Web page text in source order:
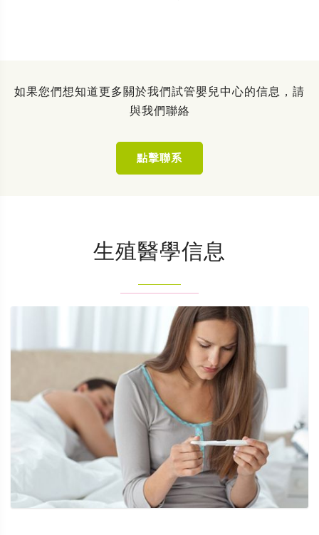
如果您們想知道更多關於我們試管嬰兒中心的信息，請
與我們聯絡
點擊聯系
生殖醫學信息